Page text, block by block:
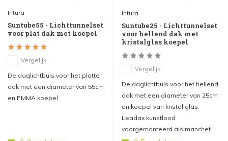
Intura
Suntube55 - Lichttunnelset
voor plat dak met koepel
Vergelijk
De daglichtbuis voor het platte
dak met een diameter van 55cm
en PMMA koepel
Intura
Suntube25 - Lichttunnelset
voor hellend dak met
kristalglas koepel
Vergelijk
De daglichtbuis voor het hellend
dak met een diameter van 25cm
en koepel van kristal glas.
Leadax kunstlood
voorgemonteerd als manchet.